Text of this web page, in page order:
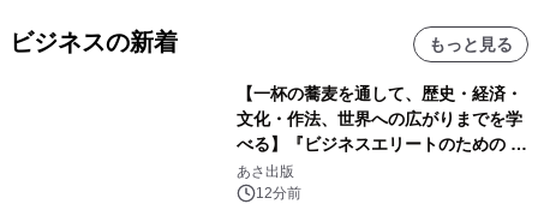
ビジネスの新着 もっと見る
【一杯の蕎麦を通して、歴史・経済・
文化・作法、世界への広がりまでを学
べる】『ビジネスエリートのための 教
養としての蕎麦』2026年8月25日
（火）発売
あさ出版
12分前